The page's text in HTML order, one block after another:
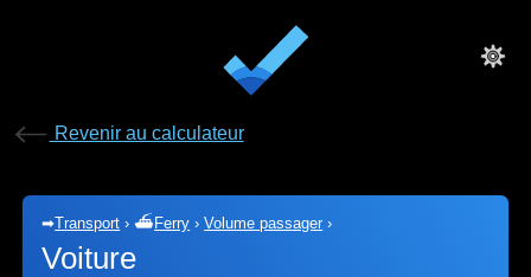
Revenir au calculateur
➡Transport ›⛴ Ferry ›Volume passager ›
Voiture